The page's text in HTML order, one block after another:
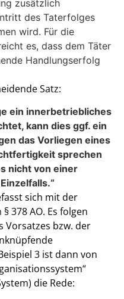
zusätzlich
des Taterfolges
wird. Für die
es, dass dem Täter
Handlungserfolg
Satz:
ein innerbetriebliches
kann dies ggf. ein
das Vorliegen eines
sprechen
nicht von einer
sich mit der
378 AO. Es folgen
Vorsatzes bzw. der
3 ist dann von
die Rede: